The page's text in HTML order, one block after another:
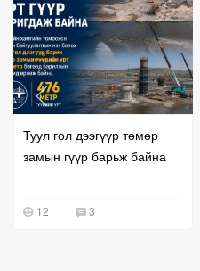
Туул гол дээгүүр төмөр
замын гүүр барьж байна
12 3